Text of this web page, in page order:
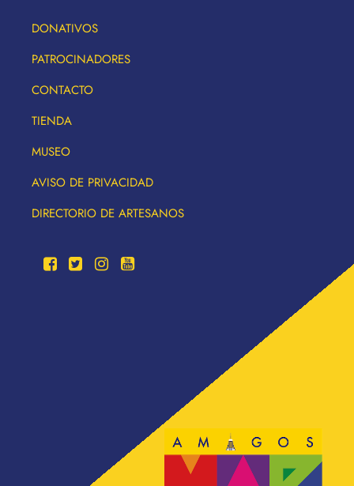
DONATIVOS
PATROCINADORES
CONTACTO
TIENDA
MUSEO
AVISO DE PRIVACIDAD
DIRECTORIO DE ARTESANOS